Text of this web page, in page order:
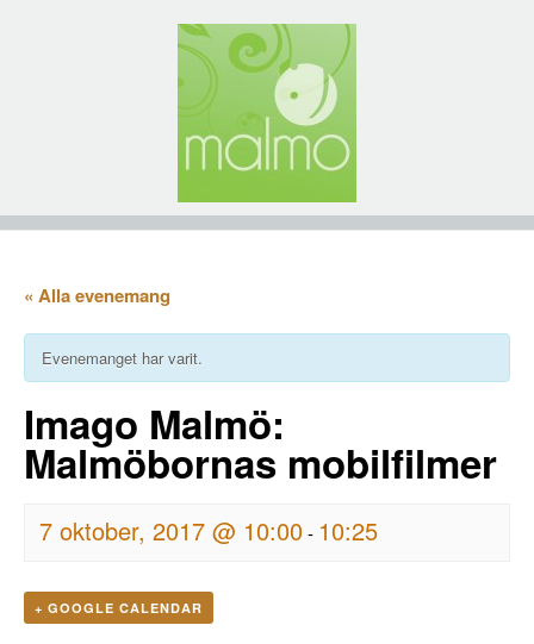
« Alla evenemang
Evenemanget har varit.
Imago Malmö:
Malmöbornas mobilfilmer
7 oktober, 2017 @ 10:00- 10:25
+ GOOGLE CALENDAR